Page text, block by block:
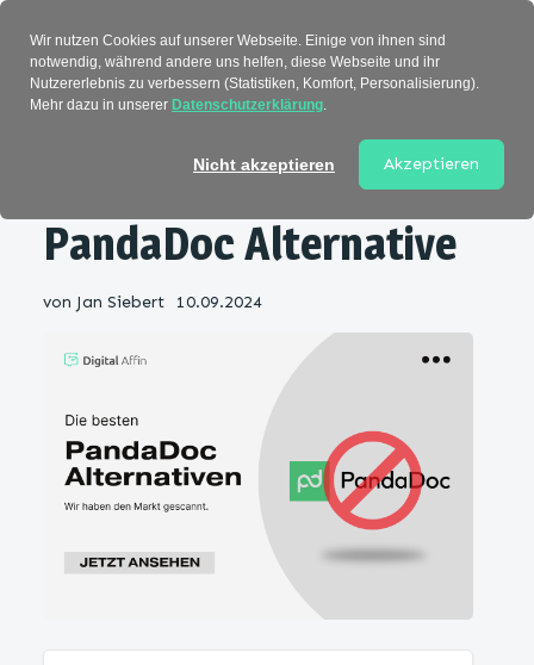
Alternativen> PandaDoc
PandaDoc Alternative
von Jan Siebert 10.09.2024
Wir nutzen Cookies auf unserer Webseite. Einige von ihnen sind
notwendig, während andere uns helfen, diese Webseite und ihr
Nutzererlebnis zu verbessern (Statistiken, Komfort, Personalisierung).
Mehr dazu in unserer Datenschutzerklärung.
Nicht akzeptieren Akzeptieren